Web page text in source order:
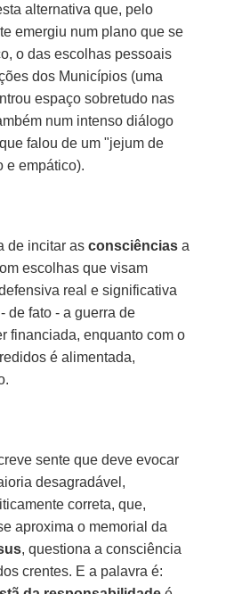
alternativa que, pelo
emergiu num plano que se
o das escolhas pessoais
dos Municípios (uma
espaço sobretudo nas
num intenso diálogo
falou de um "jejum de
e empático).
de incitar asconsciências a
escolhas que visam
real e significativa
de fato - a guerra de
financiada, enquanto com o
é alimentada,
sente que deve evocar
desagradável,
correta, que,
aproxima o memorial da
, questiona a consciência
crentes. E a palavra é: